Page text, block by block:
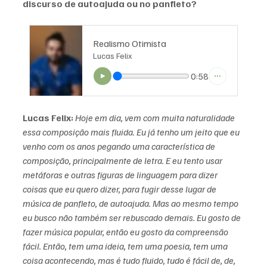
discurso de autoajuda ou no panfleto?
Realismo Otimista
Lucas Felix
0:58
Lucas Felix:Hoje em dia, vem com muita naturalidade
essa composição mais fluida. Eu já tenho um jeito que eu
venho com os anos pegando uma característica de
composição, principalmente de letra. E eu tento usar
metáforas e outras figuras de linguagem para dizer
coisas que eu quero dizer, para fugir desse lugar de
música de panfleto, de autoajuda. Mas ao mesmo tempo
eu busco não também ser rebuscado demais. Eu gosto de
fazer música popular, então eu gosto da compreensão
fácil. Então, tem uma ideia, tem uma poesia, tem uma
coisa acontecendo, mas é tudo fluido, tudo é fácil de, de,